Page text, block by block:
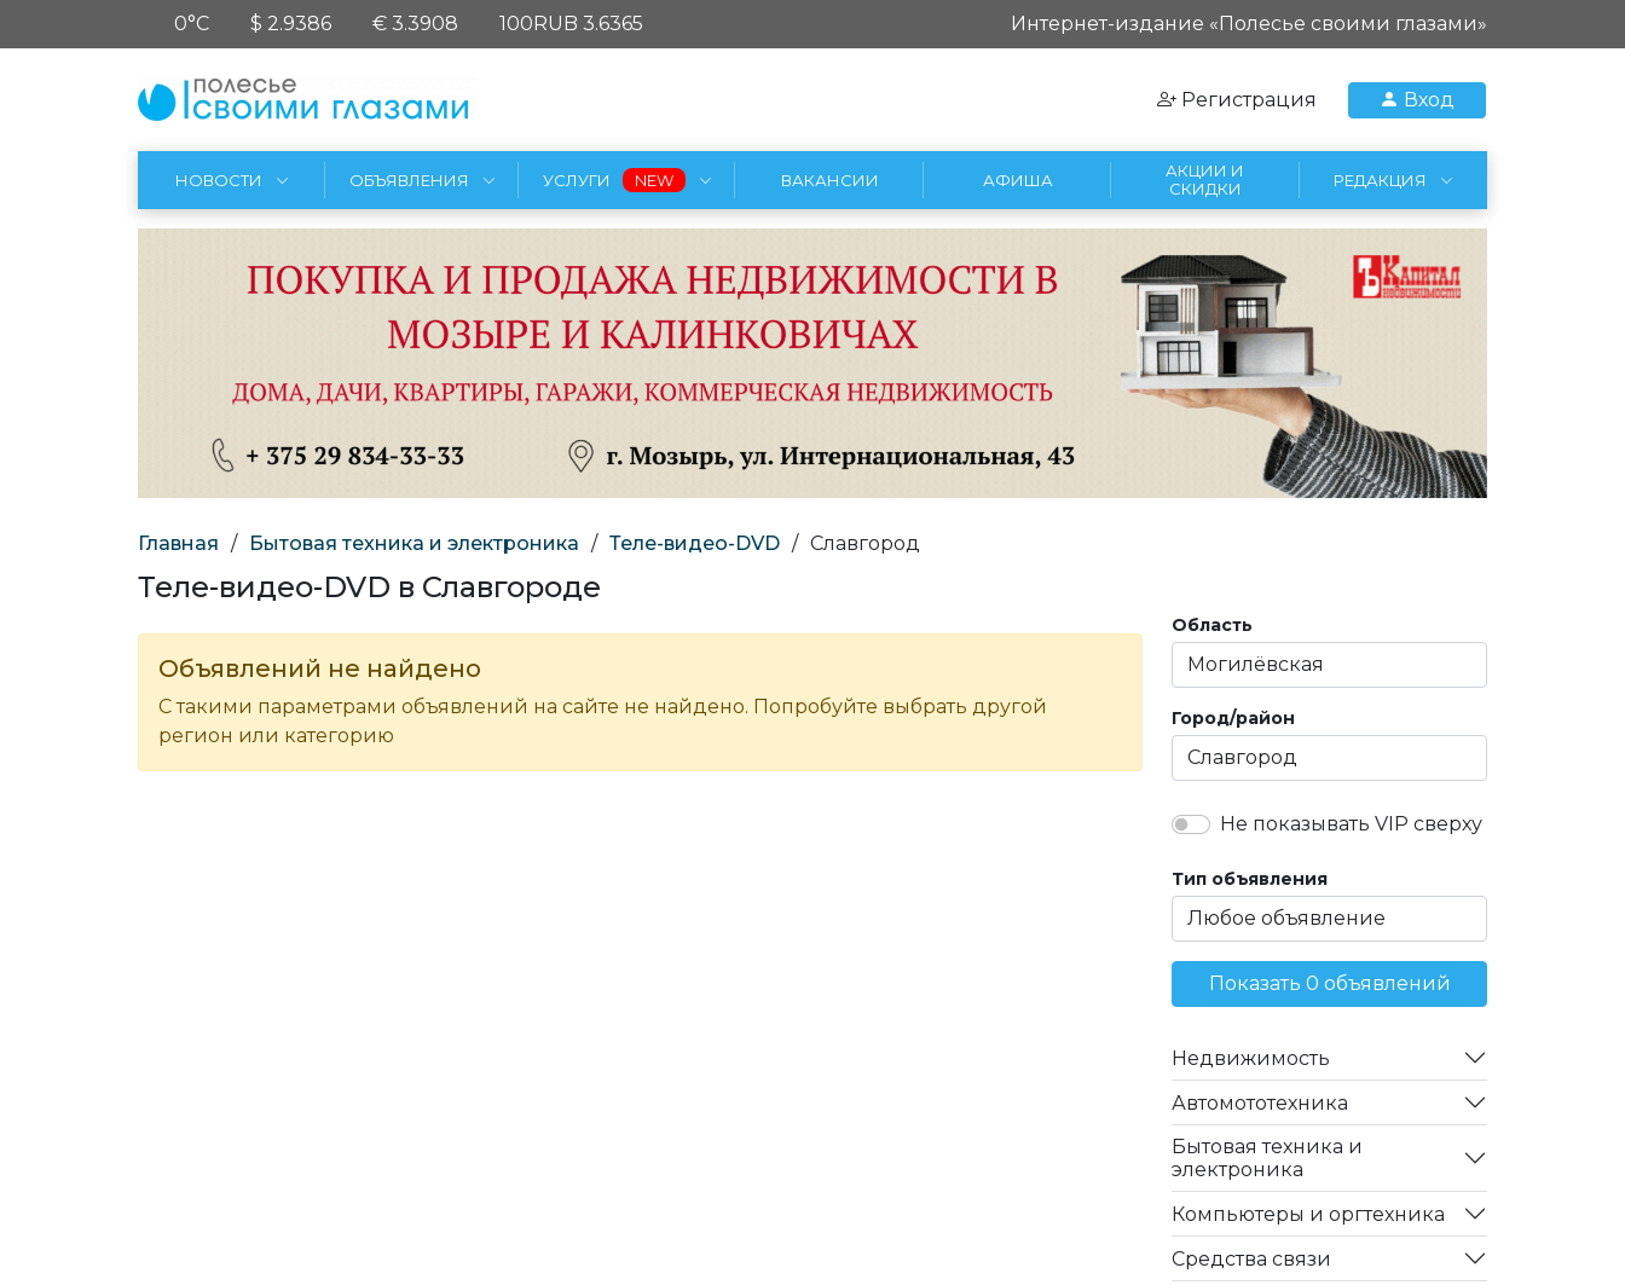
0°C $ 2.9386 € 3.3908 100RUB 3.6365 Интернет-издание «Полесье своими глазами»
Регистрация Вход
НОВОСТИ ОБЪЯВЛЕНИЯ УСЛУГИ ВАКАНСИИ АФИША
АКЦИИ И
СКИДКИ
РЕДАКЦИЯ
Главная / Бытовая техника и электроника / Теле-видео-DVD / Славгород
Теле-видео-DVD в Славгороде
Объявлений не найдено
С такими параметрами объявлений на сайте не найдено. Попробуйте выбрать другой
регион или категорию
Область
Город/район
Не показывать VIP сверху
Тип объявления
Показать 0 объявлений
Недвижимость
Автомототехника
Бытовая техника и
электроника
Компьютеры и оргтехника
Средства связи